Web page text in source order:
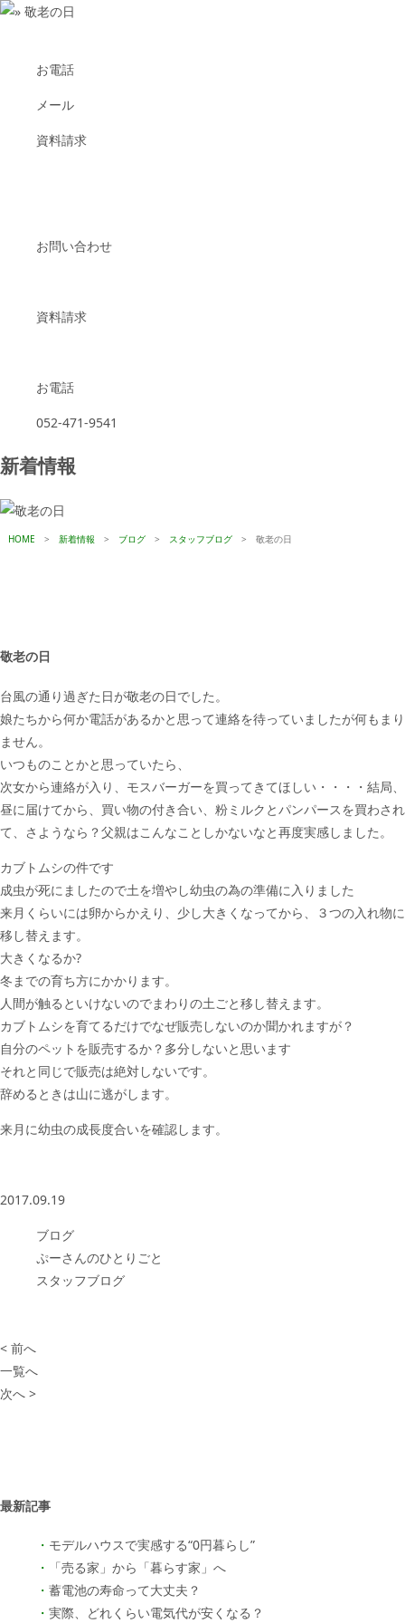
お電話
メール
資料請求
お問い合わせ
資料請求
お電話
052-471-9541
新着情報
HOME > 新着情報 > ブログ> スタッフブログ> 敬老の日
敬老の日
台風の通り過ぎた日が敬老の日でした。
娘たちから何か電話があるかと思って連絡を待っていましたが何もまり
ません。
いつものことかと思っていたら、
次女から連絡が入り、モスバーガーを買ってきてほしい・・・・結局、
昼に届けてから、買い物の付き合い、粉ミルクとパンパースを買わされ
て、さようなら？父親はこんなことしかないなと再度実感しました。
カブトムシの件です
成虫が死にましたので土を増やし幼虫の為の準備に入りました
来月くらいには卵からかえり、少し大きくなってから、３つの入れ物に
移し替えます。
大きくなるか?
冬までの育ち方にかかります。
人間が触るといけないのでまわりの土ごと移し替えます。
カブトムシを育てるだけでなぜ販売しないのか聞かれますが？
自分のペットを販売するか？多分しないと思います
それと同じで販売は絶対しないです。
辞めるときは山に逃がします。
来月に幼虫の成長度合いを確認します。
2017.09.19
ブログ
ぷーさんのひとりごと
スタッフブログ
< 前へ
一覧へ
次へ >
最新記事
モデルハウスで実感する“0円暮らし”
「売る家」から「暮らす家」へ
蓄電池の寿命って大丈夫？
実際、どれくらい電気代が安くなる？